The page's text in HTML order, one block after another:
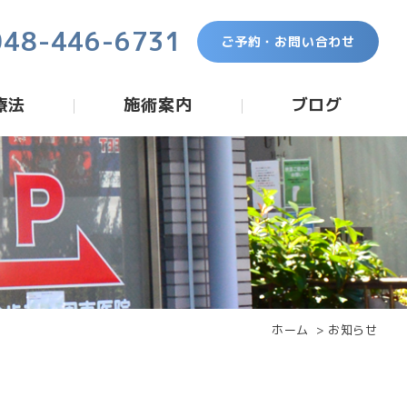
446-6731 ご予約・お問い合わせ
法 施術案内 ブログ
ホーム お知らせ